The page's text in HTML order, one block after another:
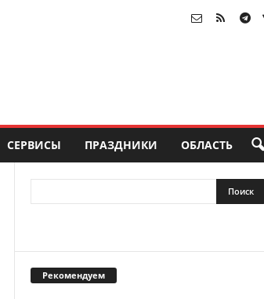
СЕРВИСЫ ПРАЗДНИКИ ОБЛАСТЬ
Рекомендуем